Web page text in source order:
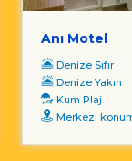
Anı Motel
Denize Sıfır
Denize Yakın
Kum Plaj
Merkezi